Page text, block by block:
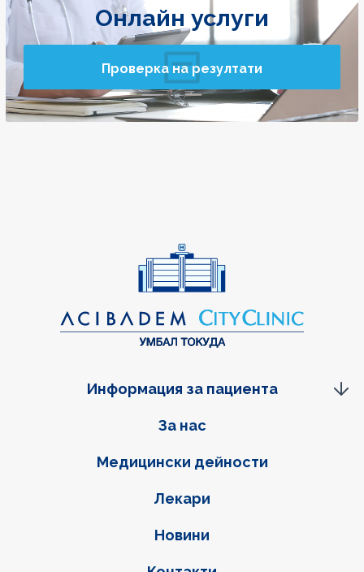
Онлайн услуги
Проверка на резултати
Фуутер навигация
За нас
Медицински дейности
Лекари
Новини
Информация за пациента